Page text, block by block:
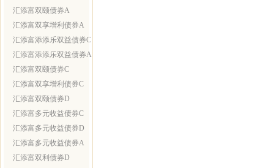
汇添富双颐债券A
汇添富双享增利债券A
汇添富添添乐双益债券C
汇添富添添乐双益债券A
汇添富双颐债券C
汇添富双享增利债券C
汇添富双颐债券D
汇添富多元收益债券C
汇添富多元收益债券D
汇添富多元收益债券A
汇添富双利债券D